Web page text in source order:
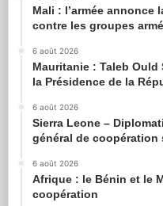
Mali : l’armée
contre les groupes
6 août 2026
Mauritanie : Taleb Ould
la Présidence de la
6 août 2026
Sierra Leone –
général de coopération
6 août 2026
Afrique : le Bénin et le
coopération